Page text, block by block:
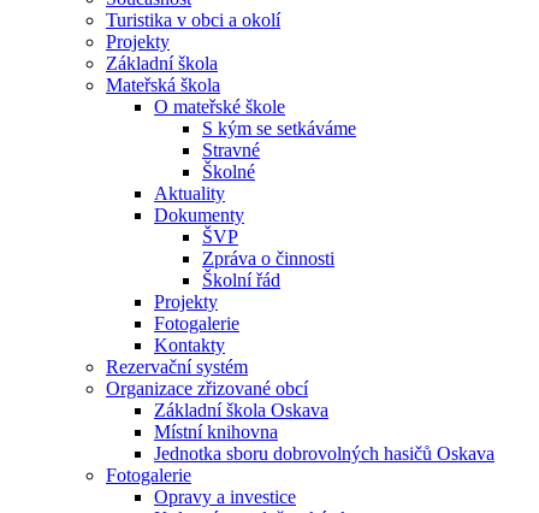
Turistika v obci a okolí
Projekty
Základní škola
Mateřská škola
O mateřské škole
S kým se setkáváme
Stravné
Školné
Aktuality
Dokumenty
ŠVP
Zpráva o činnosti
Školní řád
Projekty
Fotogalerie
Kontakty
Rezervační systém
Organizace zřizované obcí
Základní škola Oskava
Místní knihovna
Jednotka sboru dobrovolných hasičů Oskava
Fotogalerie
Opravy a investice